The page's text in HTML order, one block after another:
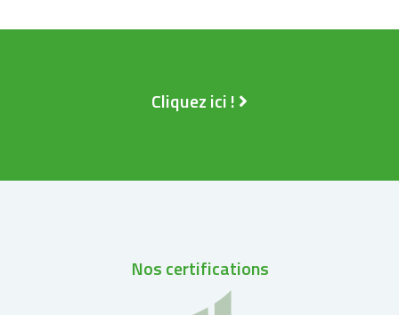
Cliquez ici !
Nos certifications